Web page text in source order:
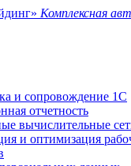
Комплексная
и сопровождение 1С
отчетность
вычислительные
и оптимизация